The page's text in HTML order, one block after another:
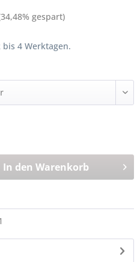
gespart)
4 Werktagen.
In den Warenkorb